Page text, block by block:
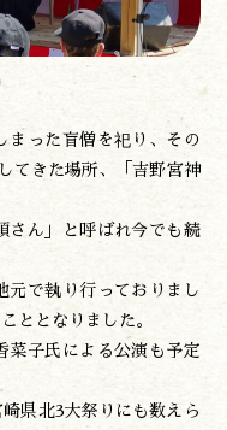
まった盲僧を祀り、その
てきた場所、「吉野宮神
さん」と呼ばれ今でも続
元で執り行っておりまし
ととなりました。
菜子氏による公演も予定
県北3大祭りにも数えら